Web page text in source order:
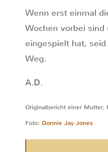
Wenn erst einmal
Wochen vorbei
eingespielt hat,
Weg.
A.D.
Originalbericht einer Mutter,
Foto: Donnie Jay Jones